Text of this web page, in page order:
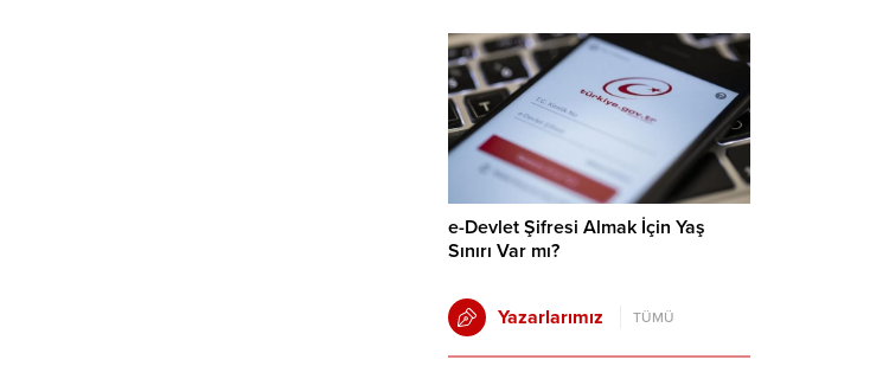
e-Devlet Şifresi Almak İçin Yaş
Sınırı Var mı?
Yazarlarımız TÜMÜ